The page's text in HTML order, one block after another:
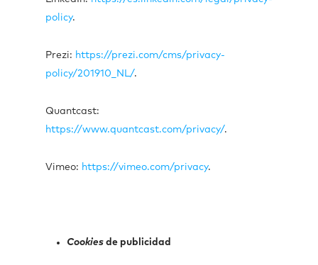
policy.
Prezi: https://prezi.com/cms/privacy-
policy/201910_NL/.
Quantcast:
https://www.quantcast.com/privacy/.
Vimeo: https://vimeo.com/privacy.
Cookies de publicidad